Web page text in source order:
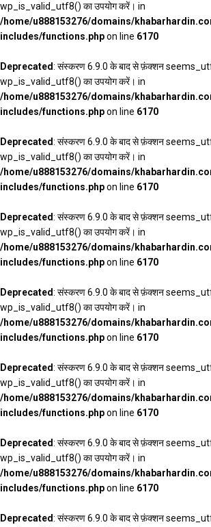
wp_is_valid_utf8() का उपयोग करें। in
/home/u888153276/domains/
includes/functions.phpon line 6170
Deprecated: संस्करण 6.9.0 के बाद से फ़ंक्शन
wp_is_valid_utf8() का उपयोग करें। in
/home/u888153276/domains/
includes/functions.phpon line 6170
Deprecated: संस्करण 6.9.0 के बाद से फ़ंक्शन
wp_is_valid_utf8() का उपयोग करें। in
/home/u888153276/domains/
includes/functions.phpon line 6170
Deprecated: संस्करण 6.9.0 के बाद से फ़ंक्शन
wp_is_valid_utf8() का उपयोग करें। in
/home/u888153276/domains/
includes/functions.phpon line 6170
Deprecated: संस्करण 6.9.0 के बाद से फ़ंक्शन
wp_is_valid_utf8() का उपयोग करें। in
/home/u888153276/domains/
includes/functions.phpon line 6170
Deprecated: संस्करण 6.9.0 के बाद से फ़ंक्शन
wp_is_valid_utf8() का उपयोग करें। in
/home/u888153276/domains/
includes/functions.phpon line 6170
Deprecated: संस्करण 6.9.0 के बाद से फ़ंक्शन
wp_is_valid_utf8() का उपयोग करें। in
/home/u888153276/domains/
includes/functions.phpon line 6170
Deprecated: संस्करण 6.9.0 के बाद से फ़ंक्शन